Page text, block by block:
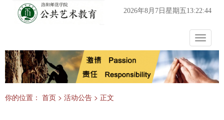
2026年8月7日星期五13:22:44
Toggle
你的位置： 首页 > 活动公告 > 正文